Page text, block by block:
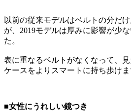
以前の従来モデルはベルトの分だ
が、2019モデルは厚みに影響が少
た。
表に重なるベルトがなくなって、
ケースをよりスマートに持ち歩けま
■女性にうれしい鏡つき